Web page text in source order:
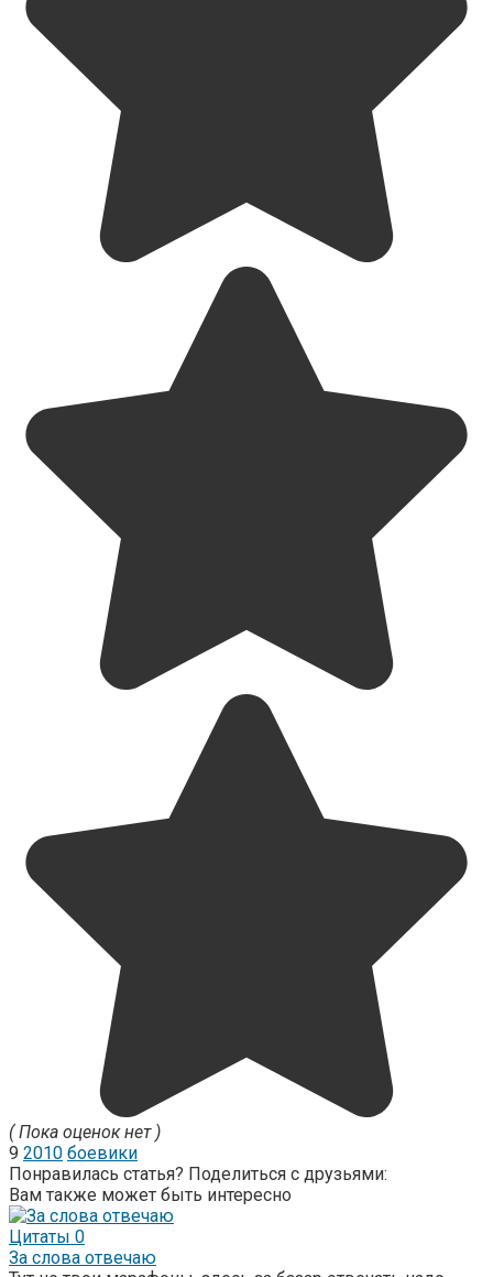
( Пока оценок нет )
9 2010 боевики
Понравилась статья? Поделиться с друзьями:
Вам также может быть интересно
Цитаты 0
За слова отвечаю